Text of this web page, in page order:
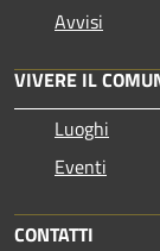
Avvisi
VIVERE IL
Luoghi
Eventi
CONTATTI